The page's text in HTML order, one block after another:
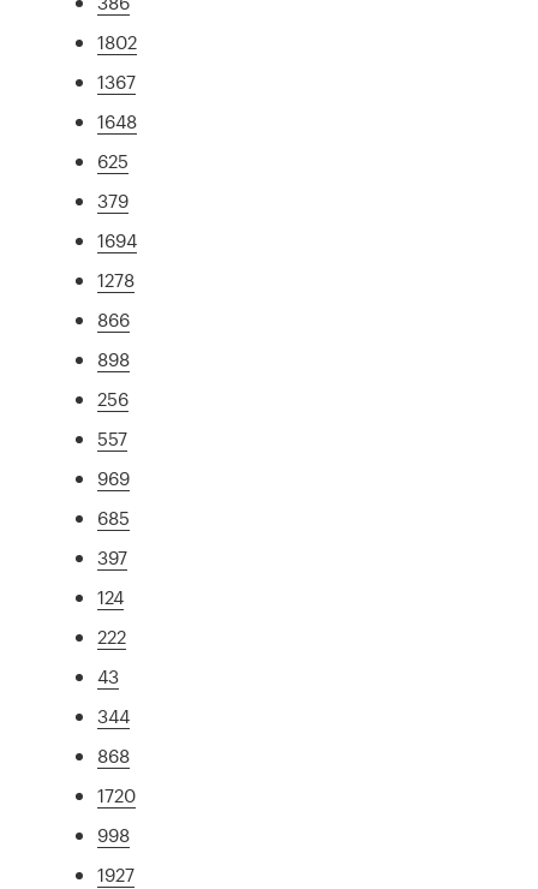
1802
1367
1648
625
379
1694
1278
866
898
256
557
969
685
397
124
222
43
344
868
1720
998
1927